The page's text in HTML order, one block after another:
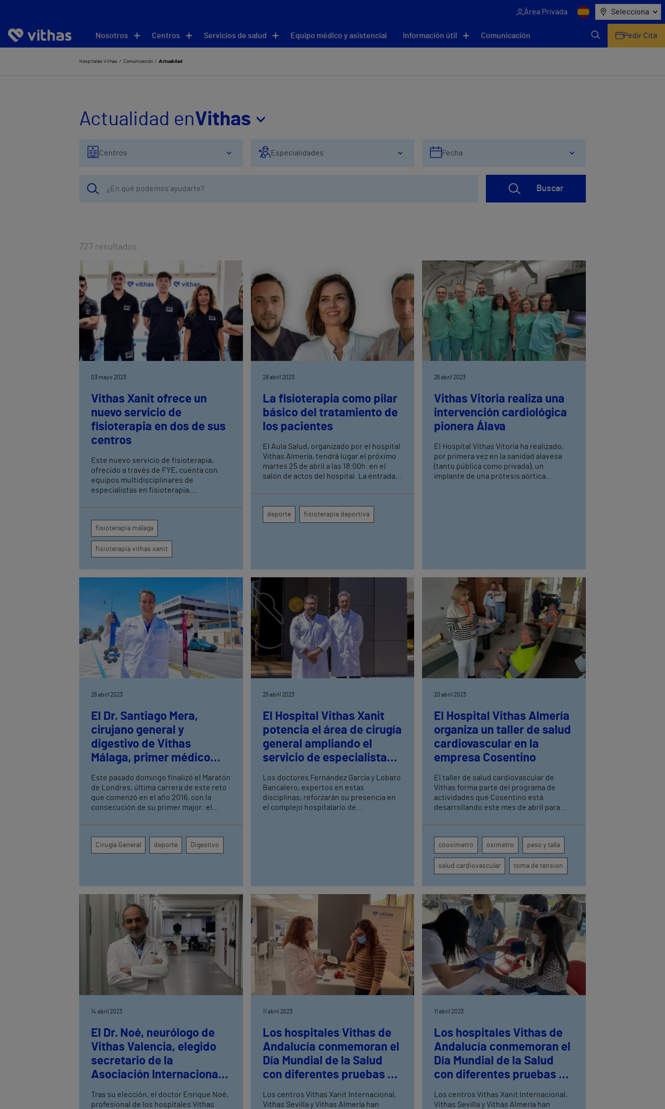
Área Privada Selecciona
Nosotros Centros Servicios de salud Equipo médico y asistencial Información útil Comunicación Pedir Cita
Hospitales Vithas Comunicación Actualidad
Actualidad enVithas
Centros Especialidades Fecha
Buscar
727 resultados
03 mayo 2023
Vithas Xanit ofrece un
nuevo servicio de
fisioterapia en dos de sus
centros
Este nuevo servicio de fisioterapia,
ofrecido a través de FYE, cuenta con
equipos multidisciplinares de
especialistas en fisioterapia,
fisioterapia málaga
fisioterapia vithas xanit
28 abril 2023
La fisioterapia como pilar
básico del tratamiento de
los pacientes
El Aula Salud, organizado por el hospital
Vithas Almería, tendrá lugar el próximo
martes 25 de abril a las 18:00h. en el
salón de actos del hospital. La entrada
Pablo Berenguel con la colaboración del
traumatólogo Luis Gallego y Antonio
entrenador y director deportivo.
También contará con referencias
deportivas almerienses entre los
asistentes de público.
deporte fisioterapia deportiva
26 abril 2023
Vithas Vitoria realiza una
intervención cardiológica
pionera Álava
El Hospital Vithas Vitoria ha realizado,
por primera vez en la sanidad alavesa
(tanto pública como privada), un
implante de una prótesis aórtica
26 abril 2023
El Dr. Santiago Mera,
cirujano general y
digestivo de Vithas
Málaga, primer médico
los 6 grandes maratones
del mundo
Este pasado domingo finalizó el Maratón
de Londres, última carrera de este reto
que comenzó en el año 2016, con la
consecución de su primer major: el
carrera de Chicago, pusieron en serio
peligro la consecución de este hito.
Cirugía General deporte Digestivo
25 abril 2023
El Hospital Vithas Xanit
potencia el área de cirugía
general ampliando el
servicio de especialistas
mama
Los doctores Fernández García y Lobato
Bancalero, expertos en estas
disciplinas, reforzarán su presencia en
el complejo hospitalario de
resultados clínicos, especialmente en
patologías oncológicas
20 abril 2023
El Hospital Vithas Almería
organiza un taller de salud
cardiovascular en la
empresa Cosentino
El taller de salud cardiovascular de
Vithas forma parte del programa de
actividades que Cosentino está
desarrollando este mes de abril para
lema “Stay Safe, Keep Healthy”.
cooximetro oximetro peso y talla
salud cardiovascular toma de tension
14 abril 2023
El Dr. Noé, neurólogo de
Vithas Valencia, elegido
secretario de la
Asociación Internacional
Tras su elección, el doctor Enrique Noé,
profesional de los hospitales Vithas
11 abril 2023
Los hospitales Vithas de
Andalucía conmemoran el
Día Mundial de la Salud
con diferentes pruebas y
Los centros Vithas Xanit Internacional,
Vithas Sevilla y Vithas Almería han
11 abril 2023
Los hospitales Vithas de
Andalucía conmemoran el
Día Mundial de la Salud
con diferentes pruebas y
Los centros Vithas Xanit Internacional,
Vithas Sevilla y Vithas Almería han